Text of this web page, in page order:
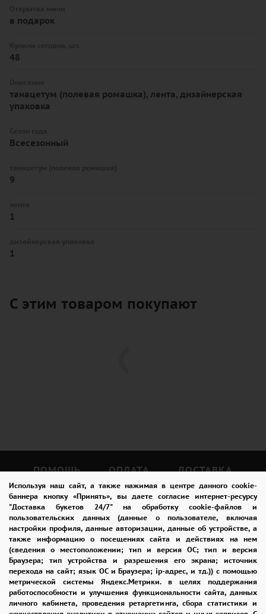
Используя наш сайт, а также нажимая в центре данного cookie-
баннера кнопку «Принять», вы даете согласие интернет-ресурсу
"Доставка букетов 24/7" на обработку cookie-файлов и
пользовательских данных (данные о пользователе, включая
настройки профиля, данные авторизации, данные об устройстве, а
также информацию о посещениях сайта и действиях на нем
(сведения о местоположении; тип и версия ОС; тип и версия
Браузера; тип устройства и разрешения его экрана; источник
перехода на сайт; язык ОС и Браузера; ip-адрес, и тд.)) с помощью
метрической системы Яндекс.Метрики. в целях поддержания
работоспособности и улучшения функциональности сайта, данных
личного кабинета, проведения ретаргетинга, сбора статистики и
в подарок
48
танацетум (полевая ромашка), лента, дизайнерская
упаковка
Всесезонный
9
1
1
С этим товаром покупают
ПОМОЩЬ ОПЛАТА
ДОСТАВКА
ГАРАНТИИ
КУПОН
ВОЗВРАТ
ОТЗЫВЫ
РЕКОМЕНДАЦИИ
КОНТАКТЫ
8-965-242-37-47
ЗАКАЗАТЬ ЗВОНОК